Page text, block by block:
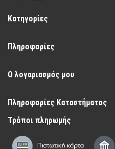
Κατηγορίες
Πληροφορίες
Ο λογαριασμός μου
Πληροφορίες Καταστήματος
Τρόποι πληρωμής